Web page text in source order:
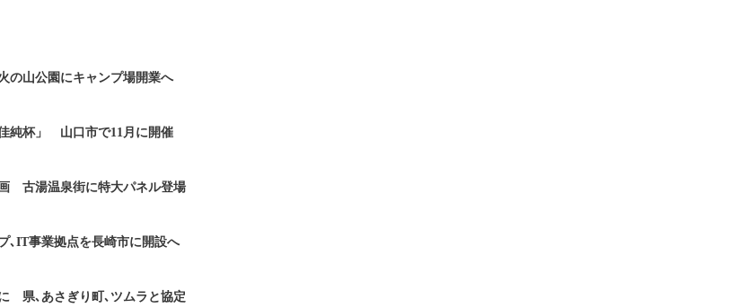
の山公園にキャンプ場開業へ
純杯」 山口市で11月に開催
画 古湯温泉街に特大パネル登場
､IT事業拠点を長崎市に開設へ
県､あさぎり町､ツムラと協定